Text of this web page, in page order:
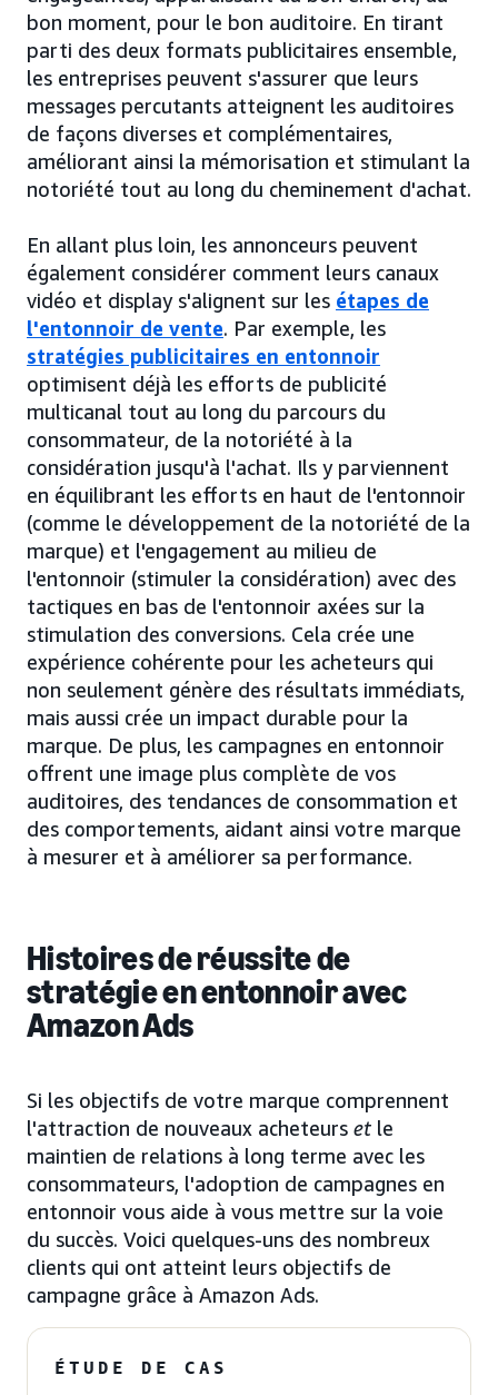
bon moment, pour le bon auditoire. En tirant
parti des deux formats publicitaires ensemble,
les entreprises peuvent s'assurer que leurs
messages percutants atteignent les auditoires
de façons diverses et complémentaires,
améliorant ainsi la mémorisation et stimulant la
notoriété tout au long du cheminement d'achat.
En allant plus loin, les annonceurs peuvent
également considérer comment leurs canaux
vidéo et display s'alignent sur les étapes de
l'entonnoir de vente. Par exemple, les
stratégies publicitaires en entonnoir
optimisent déjà les efforts de publicité
multicanal tout au long du parcours du
consommateur, de la notoriété à la
considération jusqu'à l'achat. Ils y parviennent
en équilibrant les efforts en haut de l'entonnoir
(comme le développement de la notoriété de la
marque) et l'engagement au milieu de
l'entonnoir (stimuler la considération) avec des
tactiques en bas de l'entonnoir axées sur la
stimulation des conversions. Cela crée une
expérience cohérente pour les acheteurs qui
non seulement génère des résultats immédiats,
mais aussi crée un impact durable pour la
marque. De plus, les campagnes en entonnoir
offrent une image plus complète de vos
auditoires, des tendances de consommation et
des comportements, aidant ainsi votre marque
à mesurer et à améliorer sa performance.
Histoires de réussite de
stratégie en entonnoir avec
Amazon Ads
Si les objectifs de votre marque comprennent
l'attraction de nouveaux acheteurs et le
maintien de relations à long terme avec les
consommateurs, l'adoption de campagnes en
entonnoir vous aide à vous mettre sur la voie
du succès. Voici quelques-uns des nombreux
clients qui ont atteint leurs objectifs de
campagne grâce à Amazon Ads.
ÉTUDE DE CAS